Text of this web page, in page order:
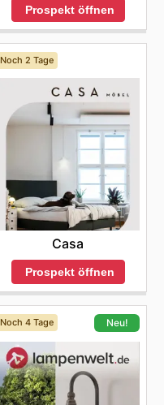
Prospekt öffnen
Noch 2 Tage
Casa
Prospekt öffnen
Noch 4 Tage Neu!